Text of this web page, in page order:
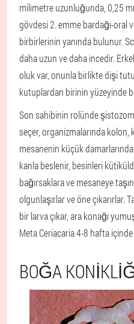
milimetre uzunluğunda, 0,25
gövdesi 2. emme bardağı-oral
birbirlerinin yanında bulunur.
daha uzun ve daha incedir.
oluk var, onunla birlikte dişi
kutuplardan birinin yüzeyinde
Son sahibinin rolünde
seçer, organizmalarında
mesanenin küçük
kanla beslenir, besinleri
bağırsaklara ve mesaneye
olgunlaşırlar ve öne çıkarırlar.
bir larva çıkar, ara konağı
Meta Ceriacaria 4-8 hafta
BOĞA